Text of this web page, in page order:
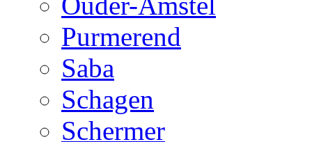
Purmerend
Saba
Schagen
Schermer